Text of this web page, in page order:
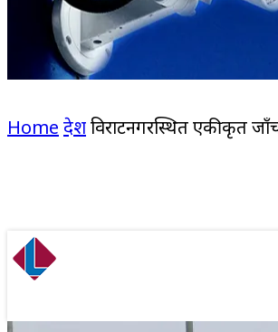
Home देशविराटनगरस्थित एकीकृत